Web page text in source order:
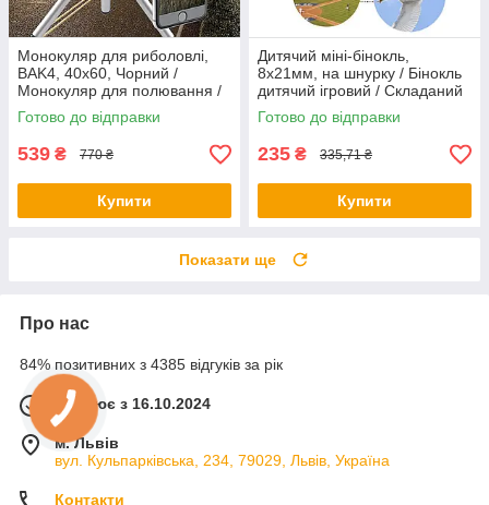
Монокуляр для риболовлі,
BAK4, 40x60, Чорний /
Монокуляр для полювання /
Потужний монокуляр, з
кріпленням для телефону
Готово до відправки
539 ₴ 770 ₴
Купити
Дитячий міні-бінокль,
8х21мм, на шнурку / Бінокль
дитячий ігровий / Складаний
міні-бінокль / Телескоп
дитячий
Готово до відправки
235 ₴ 335,71 ₴
Купити
Показати ще
Про нас
84% позитивних з 4385 відгуків за рік
Працює з 16.10.2024
м. Львів
вул. Кульпарківська, 234, 79029, Львів, Україна
Контакти